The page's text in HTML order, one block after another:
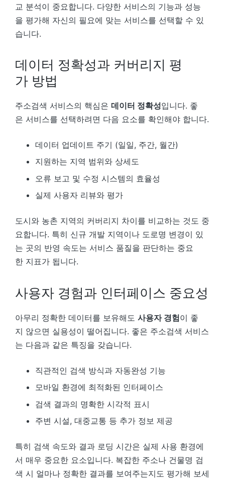
교 분석이 중요합니다. 다양한 서비스의 기능과 성능
을 평가해 자신의 필요에 맞는 서비스를 선택할 수 있
습니다.
데이터 정확성과 커버리지 평
가 방법
주소검색 서비스의 핵심은 데이터 정확성입니다. 좋
은 서비스를 선택하려면 다음 요소를 확인해야 합니다.
데이터 업데이트 주기 (일일, 주간, 월간)
지원하는 지역 범위와 상세도
오류 보고 및 수정 시스템의 효율성
실제 사용자 리뷰와 평가
도시와 농촌 지역의 커버리지 차이를 비교하는 것도 중
요합니다. 특히 신규 개발 지역이나 도로명 변경이 있
는 곳의 반영 속도는 서비스 품질을 판단하는 중요
한 지표가 됩니다.
사용자 경험과 인터페이스 중요성
아무리 정확한 데이터를 보유해도 사용자 경험이 좋
지 않으면 실용성이 떨어집니다. 좋은 주소검색 서비스
는 다음과 같은 특징을 갖습니다.
직관적인 검색 방식과 자동완성 기능
모바일 환경에 최적화된 인터페이스
검색 결과의 명확한 시각적 표시
주변 시설, 대중교통 등 추가 정보 제공
특히 검색 속도와 결과 로딩 시간은 실제 사용 환경에
서 매우 중요한 요소입니다. 복잡한 주소나 건물명 검
색 시 얼마나 정확한 결과를 보여주는지도 평가해 보세